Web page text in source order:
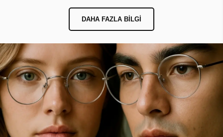
DAHA FAZLA BILGI